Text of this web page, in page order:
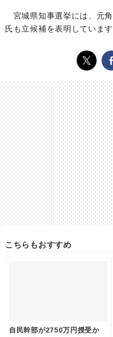
宮城県知事選挙には、元
氏も立候補を表明しています
こちらもおすすめ
自民幹部が2750万円授受か